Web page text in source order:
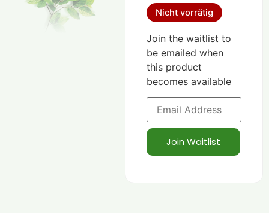
Nicht vorrätig
Join the waitlist to
be emailed when
this product
becomes available
Enter
your
email
address
join
the
Join Waitlist